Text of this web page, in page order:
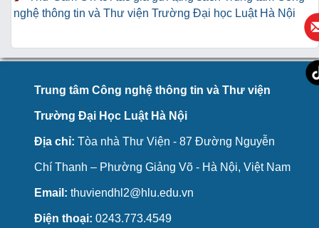
nghệ thông tin và Thư viện Trường Đại học Luật Hà Nội
Trung tâm Công nghệ thông tin và Thư viện
Trường Đại Học Luật Hà Nội
Địa chỉ: Tòa nhà Thư Viện - 87 Đường Nguyễn
Chí Thanh – Phường Giảng Võ - Hà Nội, Việt Nam
Email: thuviendhl2@hlu.edu.vn
Điện thoại: 0243.773.4549